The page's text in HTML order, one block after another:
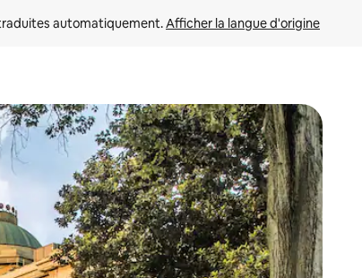
automatiquement. Afficher la langue d'origine